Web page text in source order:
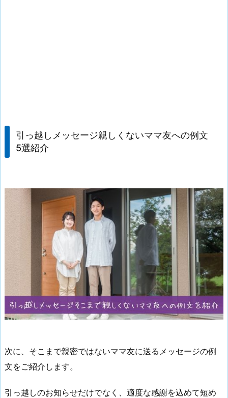
引っ越しメッセージ親しくないママ友への例文
5選紹介
次に、そこまで親密ではないママ友に送るメッセージの例
文をご紹介します。
引っ越しのお知らせだけでなく、適度な感謝を込めて短め